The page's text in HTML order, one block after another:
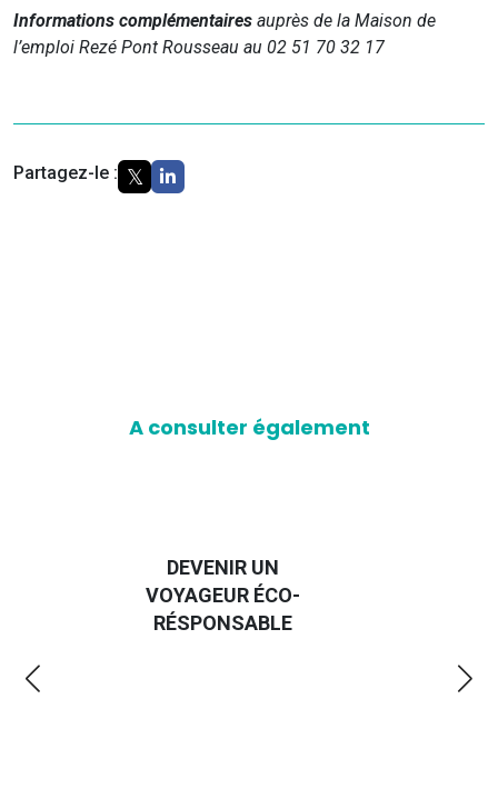
Informations complémentaires auprès de la Maison de
l’emploi Rezé Pont Rousseau au 02 51 70 32 17
Partagez-le :
A consulter également
DEVENIR UN
VOYAGEUR ÉCO-
RÉSPONSABLE